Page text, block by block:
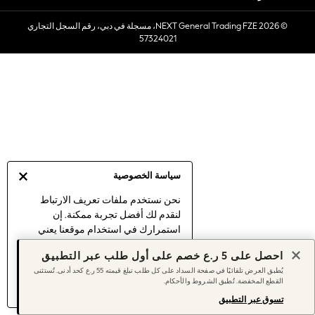
سياسة الخصوصية
نحن نستخدم ملفات تعريف الارتباط
لنقدم لك أفضل تجربة ممكنة. إن
استمرارك في استخدام موقعنا يعني
الارتباط.
اكتشف المزيد عن إدارة إعدادات ملفات
تعريف الارتباط (الكوكيز).
Sets & Outfits
Linen Collection
Women's Holiday Shop
Women's Travel Styles
Linen Collection
Tops & T-Shirts
Cover Ups & Kaftans
Sandals
Swimwear
© 2026 NEXT General Trading FZE، مسجلة في دبي، رقم السجل التجاري
57324021
احصل على 5 ر.ع خصم على أول طلب عبر التطبيق
يُطبق العرض تلقائيًا في صفحة السداد على كل طلب تبلغ قيمته 55 ر.ع كحد أدنى. تُستثنى
القطع المخفضة. تُطبق الشروط والأحكام.
تسوق عبر التطبيق